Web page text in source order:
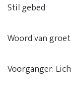
Stil gebed
Woord van
Voorganger: